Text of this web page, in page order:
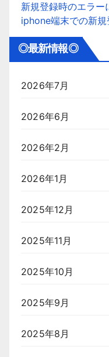
新規登録時のエラー
iphone端末での新
◎最新情報◎
2026年7月
2026年6月
2026年2月
2026年1月
2025年12月
2025年11月
2025年10月
2025年9月
2025年8月